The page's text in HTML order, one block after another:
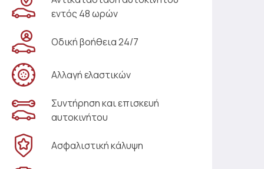
εντός 48 ωρών
Οδική βοήθεια 24/7
Αλλαγή ελαστικών
Συντήρηση και επισκευή
αυτοκινήτου
Ασφαλιστική κάλυψη